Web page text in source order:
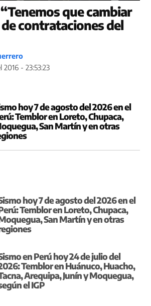
que cambiar
contrataciones del
- 23:53:23
hoy 7 de agosto del 2026 en el
Temblor en Loreto, Chupaca,
San Martín y en otras
hoy 7 de agosto del 2026 en el
Temblor en Loreto, Chupaca,
San Martín y en otras
en Perú hoy 24 de julio del
Temblor en Huánuco, Huacho,
Arequipa, Junín y Moquegua,
el IGP